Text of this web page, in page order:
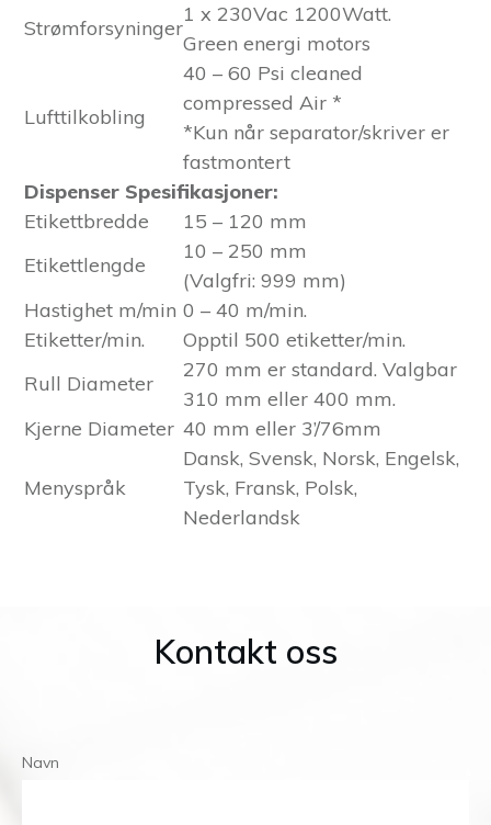
Strømforsyninger
1 x 230Vac 1200Watt.
Green energi motors
Lufttilkobling
40 – 60 Psi cleaned
compressed Air *
*Kun når separator/skriver er
fastmontert
Dispenser Spesifikasjoner:
Etikettbredde
15 – 120 mm
Etikettlengde
10 – 250 mm
(Valgfri: 999 mm)
Hastighet m/min 0 – 40 m/min.
Etiketter/min.
Opptil 500 etiketter/min.
Rull Diameter
270 mm er standard. Valgbar
310 mm eller 400 mm.
Kjerne Diameter 40 mm eller 3’/76mm
Menyspråk
Dansk, Svensk, Norsk, Engelsk,
Tysk, Fransk, Polsk,
Nederlandsk
Kontakt oss
Navn